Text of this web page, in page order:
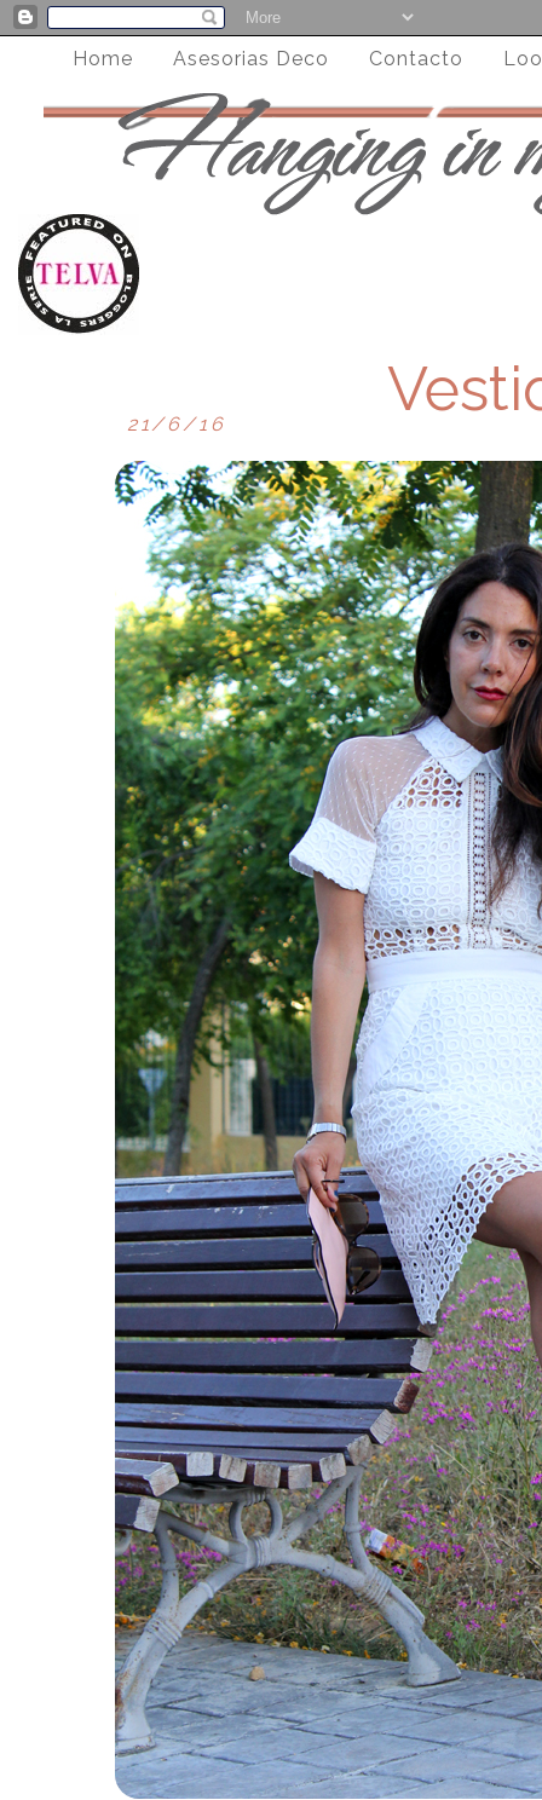
Home Asesorias Deco Contacto
21/6/16